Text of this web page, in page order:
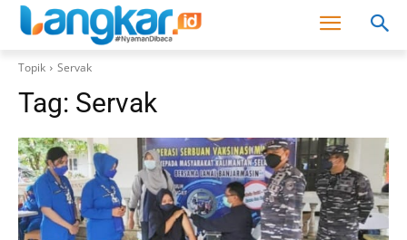
Topik Servak
Tag: Servak